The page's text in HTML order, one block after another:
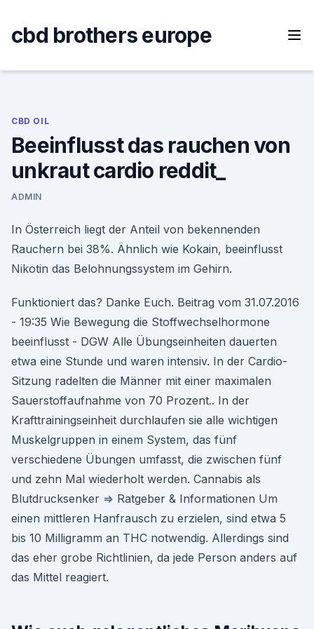
content
cbd brothers europe
CBD OIL
Beeinflusst das rauchen von
unkraut cardio reddit_
ADMIN
In Österreich liegt der Anteil von bekennenden
Rauchern bei 38%. Ähnlich wie Kokain, beeinflusst
Nikotin das Belohnungssystem im Gehirn.
Funktioniert das? Danke Euch. Beitrag vom 31.07.2016
- 19:35 Wie Bewegung die Stoffwechselhormone
beeinflusst - DGW Alle Übungseinheiten dauerten
etwa eine Stunde und waren intensiv. In der Cardio-
Sitzung radelten die Männer mit einer maximalen
Sauerstoffaufnahme von 70 Prozent.. In der
Krafttrainingseinheit durchlaufen sie alle wichtigen
Muskelgruppen in einem System, das fünf
verschiedene Übungen umfasst, die zwischen fünf
und zehn Mal wiederholt werden. Cannabis als
Blutdrucksenker ⇒ Ratgeber & Informationen Um
einen mittleren Hanfrausch zu erzielen, sind etwa 5
bis 10 Milligramm an THC notwendig. Allerdings sind
das eher grobe Richtlinien, da jede Person anders auf
das Mittel reagiert.